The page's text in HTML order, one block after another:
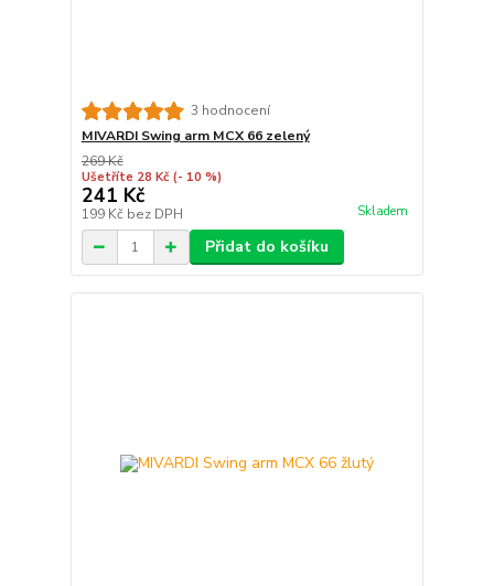
3 hodnocení
MIVARDI Swing arm MCX 66 zelený
269 Kč
Ušetříte 28 Kč (- 10 %)
241 Kč
199 Kč bez DPH Skladem
Přidat do košíku